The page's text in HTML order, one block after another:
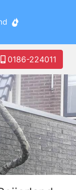
0186-224011